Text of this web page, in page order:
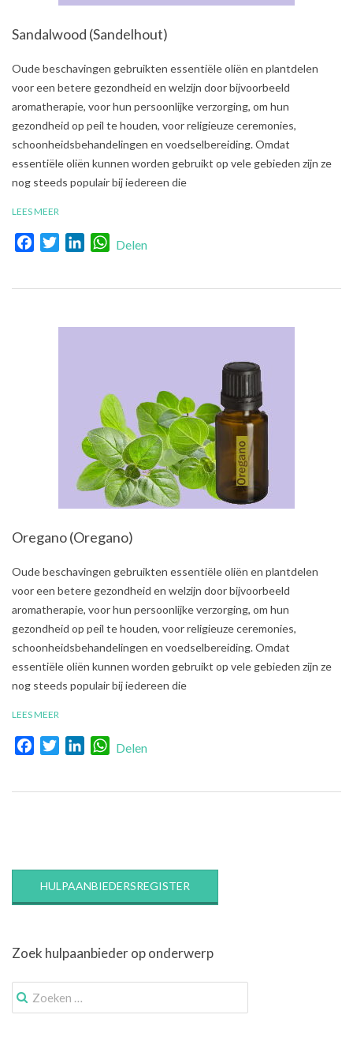
Sandalwood (Sandelhout)
2021-
Oude beschavingen gebruikten essentiële oliën en plantdelen
voor een betere gezondheid en welzijn door bijvoorbeeld
aromatherapie, voor hun persoonlijke verzorging, om hun
gezondheid op peil te houden, voor religieuze ceremonies,
schoonheidsbehandelingen en voedselbereiding. Omdat
essentiële oliën kunnen worden gebruikt op vele gebieden zijn ze
nog steeds populair bij iedereen die
LEES MEER
FacebookTwitterLinkedInWhatsApp
Delen
Oregano (Oregano)
2021-
Oude beschavingen gebruikten essentiële oliën en plantdelen
voor een betere gezondheid en welzijn door bijvoorbeeld
aromatherapie, voor hun persoonlijke verzorging, om hun
gezondheid op peil te houden, voor religieuze ceremonies,
schoonheidsbehandelingen en voedselbereiding. Omdat
essentiële oliën kunnen worden gebruikt op vele gebieden zijn ze
nog steeds populair bij iedereen die
LEES MEER
FacebookTwitterLinkedInWhatsApp
Delen
HULPAANBIEDERSREGISTER
Zoek hulpaanbieder op onderwerp
Zoek
naar: